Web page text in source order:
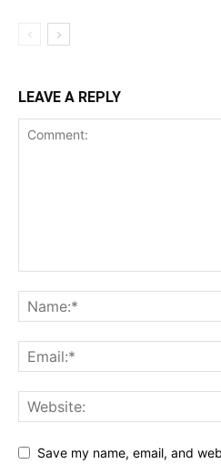
LEAVE A REPLY
Save my name, email, and